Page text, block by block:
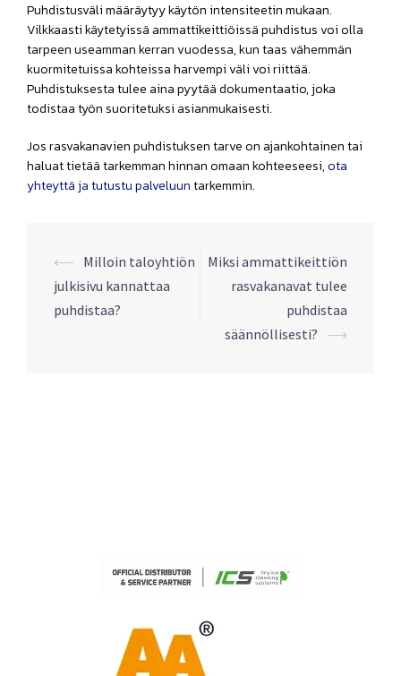
Puhdistusväli määräytyy käytön intensiteetin mukaan.
Vilkkaasti käytetyissä ammattikeittiöissä puhdistus voi olla
tarpeen useamman kerran vuodessa, kun taas vähemmän
kuormitetuissa kohteissa harvempi väli voi riittää.
Puhdistuksesta tulee aina pyytää dokumentaatio, joka
todistaa työn suoritetuksi asianmukaisesti.
Jos rasvakanavien puhdistuksen tarve on ajankohtainen tai
haluat tietää tarkemman hinnan omaan kohteeseesi,ota
yhteyttä ja tutustu palveluuntarkemmin.
Post
navigation
⟵ Milloin taloyhtiön
julkisivu kannattaa
puhdistaa?
Miksi ammattikeittiön
rasvakanavat tulee
puhdistaa
säännöllisesti? ⟶